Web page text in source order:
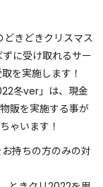
きどきクリスマス
に受け取れるサー
を実施します！
冬ver」は、現金
販を実施する事が
ゃいます！
持ちの方のみの対